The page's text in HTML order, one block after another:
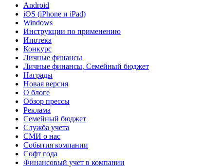
Android
iOS (iPhone и iPad)
Windows
Инструкции по применению
Ипотека
Конкурс
Личные финансы
Личные финансы, Семейный бюджет
Награды
Новая версия
О блоге
Обзор прессы
Реклама
Семейный бюджет
Служба учета
СМИ о нас
События компании
Софт года
Финансовый учет в компании